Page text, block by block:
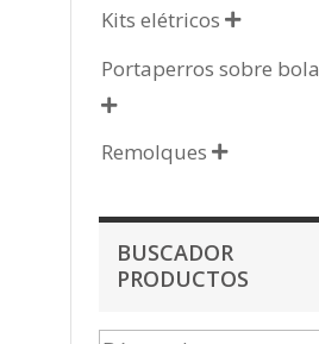
Kits elétricos 
Portaperros sobre bola

Remolques 
BUSCADOR
PRODUCTOS